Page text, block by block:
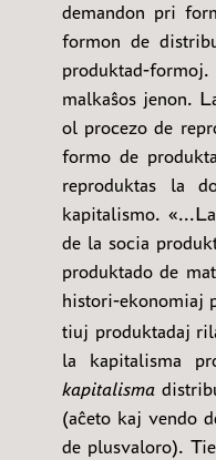
demandon pri
formon de
produktad-
malkaŝos jenon.
ol procezo de
formo de
reproduktas la
kapitalismo.
de la socia
produktado de
histori-ekonomiaj
tiuj produktadaj
la kapitalisma
kapitalisma
(aĉeto kaj vendo
de plusvaloro).